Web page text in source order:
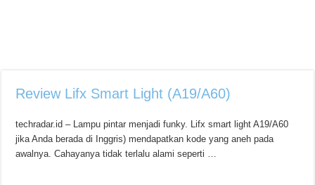
Review Lifx Smart Light (A19/A60)
techradar.id – Lampu pintar menjadi funky. Lifx smart light A19/A60
jika Anda berada di Inggris) mendapatkan kode yang aneh pada
awalnya. Cahayanya tidak terlalu alami seperti …